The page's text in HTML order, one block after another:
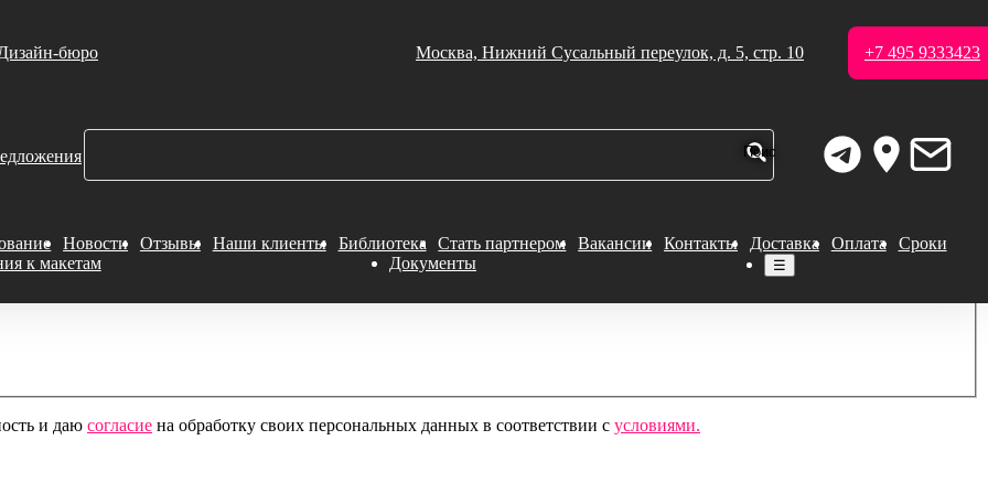
и даю согласие на обработку своих персональных данных в соответствии с условиями.
бюро Москва, Нижний Сусальный переулок, д. 5, стр. 10 +7 495 9333423
Новости Отзывы Наши клиенты Библиотека Стать партнером Вакансии Контакты Доставка Оплата
Сроки
к макетам
Документы ☰